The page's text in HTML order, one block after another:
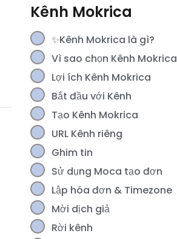
Kênh Mokrica
✨Kênh Mokrica là gì?
Vì sao chọn Kênh Mokrica
Lợi ích Kênh Mokrica
Bắt đầu với Kênh
Tạo Kênh Mokrica
URL Kênh riêng
Ghim tin
Sử dụng Moca tạo đơn
Lập hóa đơn & Timezone
Mời dịch giả
Rời kênh